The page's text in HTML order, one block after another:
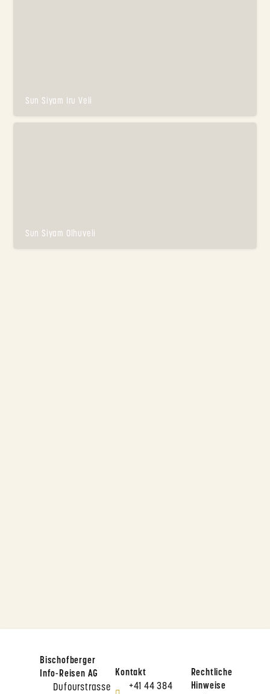
Sun Siyam Iru Veli
Sun Siyam Olhuveli
Bischofberger
Info-Reisen AG
Dufourstrasse
Kontakt
+41 44 384
Rechtliche
Hinweise